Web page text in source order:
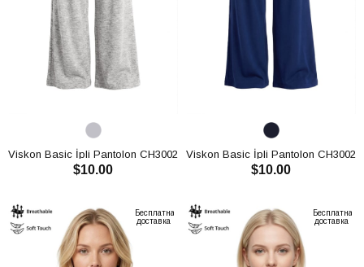
Viskon Basic İpli Pantolon CH3002
$10.00
Viskon Basic İpli Pantolon CH3002
$10.00
Бесплатная
доставка
Бесплатная
доставка